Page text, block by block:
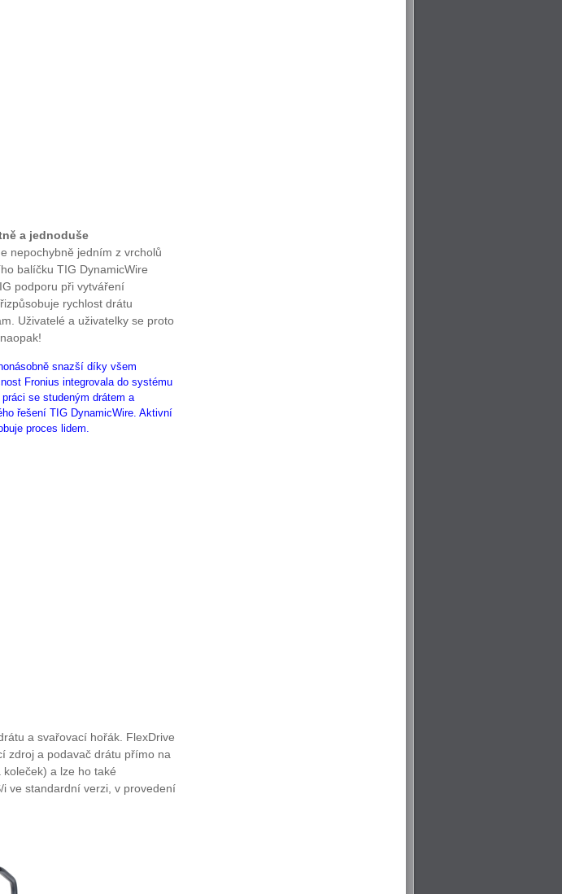
a jednoduše
nepochybně jedním z vrcholů
balíčku TIG DynamicWire
podporu při vytváření
rychlost drátu
Uživatelé a uživatelky se proto
snazší díky všem
Fronius integrovala do systému
se studeným drátem a
řešení TIG DynamicWire. Aktivní
proces lidem.
a svařovací hořák. FlexDrive
zdroj a podavač drátu přímo na
a lze ho také
ve standardní verzi, v provedení